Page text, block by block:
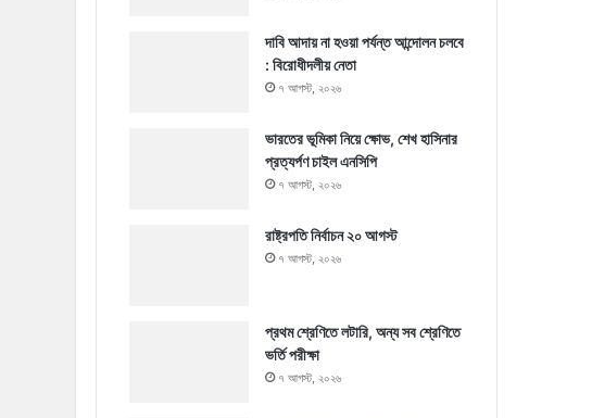
দাবি আদায় না হওয়া পর্যন্ত আন্দোলন চলবে
: বিরোধীদলীয় নেতা
৭ আগস্ট, ২০২৬
ভারতের ভূমিকা নিয়ে ক্ষোভ, শেখ হাসিনার
প্রত্যর্পণ চাইল এনসিপি
৭ আগস্ট, ২০২৬
রাষ্ট্রপতি নির্বাচন ২০ আগস্ট
৭ আগস্ট, ২০২৬
প্রথম শ্রেণিতে লটারি, অন্য সব শ্রেণিতে
ভর্তি পরীক্ষা
৭ আগস্ট, ২০২৬